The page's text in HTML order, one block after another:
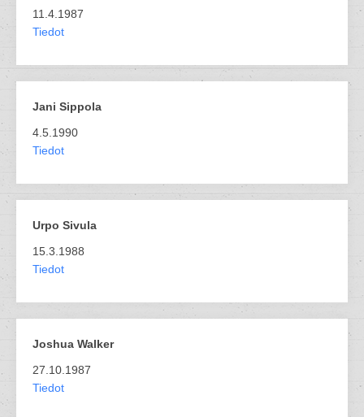
11.4.1987
Tiedot
Jani Sippola
4.5.1990
Tiedot
Urpo Sivula
15.3.1988
Tiedot
Joshua Walker
27.10.1987
Tiedot